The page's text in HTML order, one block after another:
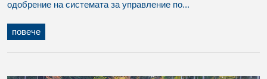
одобрение на системата за управление по...
повече